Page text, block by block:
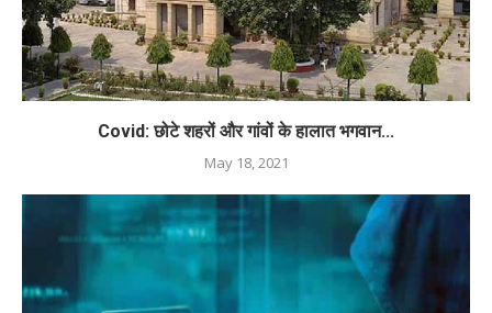
Covid: छोटे शहरों और गांवों के हालात भगवान...
May 18, 2021